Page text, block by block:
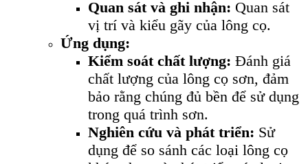
Quan sát và ghi nhận: Quan sát
vị trí và kiểu gãy của lông cọ.
Ứng dụng:
Kiểm soát chất lượng: Đánh giá
chất lượng của lông cọ sơn, đảm
bảo rằng chúng đủ bền để sử dụng
trong quá trình sơn.
Nghiên cứu và phát triển: Sử
dụng để so sánh các loại lông cọ